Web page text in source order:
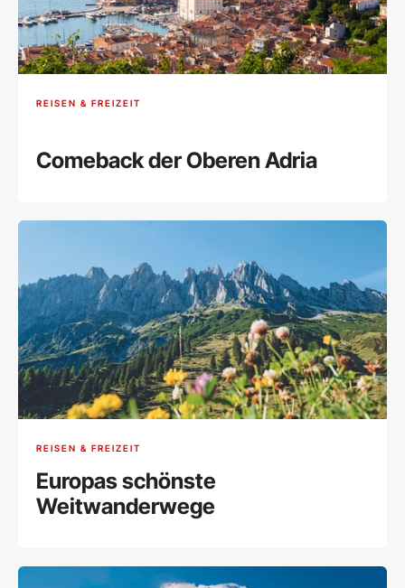
REISEN & FREIZEIT
Comeback der Oberen Adria
REISEN & FREIZEIT
Europas schönste
Weitwanderwege